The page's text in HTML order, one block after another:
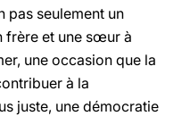
pas seulement un
frère et une sœur à
une occasion que la
à la
juste, une démocratie